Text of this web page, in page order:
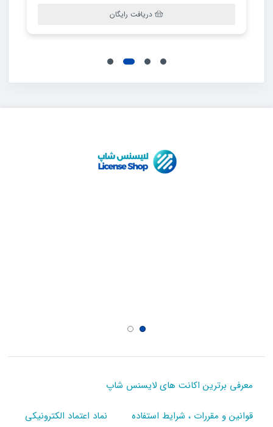
معرفی برترین اکانت های لایسنس شاپ
قوانین و مقررات ، شرایط استفاده نماد اعتماد الکترونیکی